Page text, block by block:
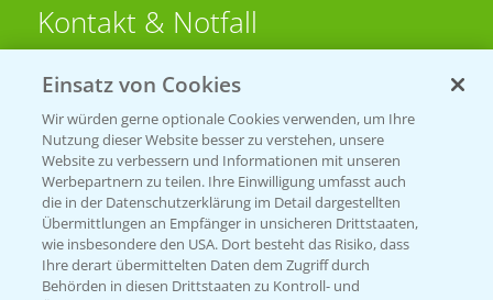
Kontakt & Notfall
Beratung auf WhatsApp
T.+49 (0)174 346 564 1
KONTAKT
Hilfe in Notfällen
T.+49 (0)214/30-20220
Einsatz von Cookies
Wir würden gerne optionale Cookies verwenden, um Ihre
Nutzung dieser Website besser zu verstehen, unsere
Website zu verbessern und Informationen mit unseren
Werbepartnern zu teilen. Ihre Einwilligung umfasst auch
die in der Datenschutzerklärung im Detail dargestellten
Übermittlungen an Empfänger in unsicheren Drittstaaten,
wie insbesondere den USA. Dort besteht das Risiko, dass
Ihre derart übermittelten Daten dem Zugriff durch
Behörden in diesen Drittstaaten zu Kontroll- und